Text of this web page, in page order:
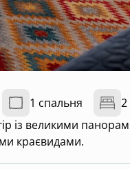
1 спальня 2
із великими
краєвидами.